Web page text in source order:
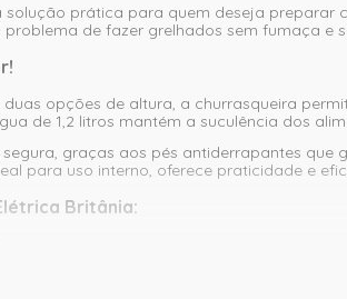
solução prática para quem deseja preparar
de fazer grelhados sem fumaça e
opções de altura, a churrasqueira
de 1,2 litros mantém a suculência dos
graças aos pés antiderrapantes
para uso interno, oferece praticidade e
Britânia: